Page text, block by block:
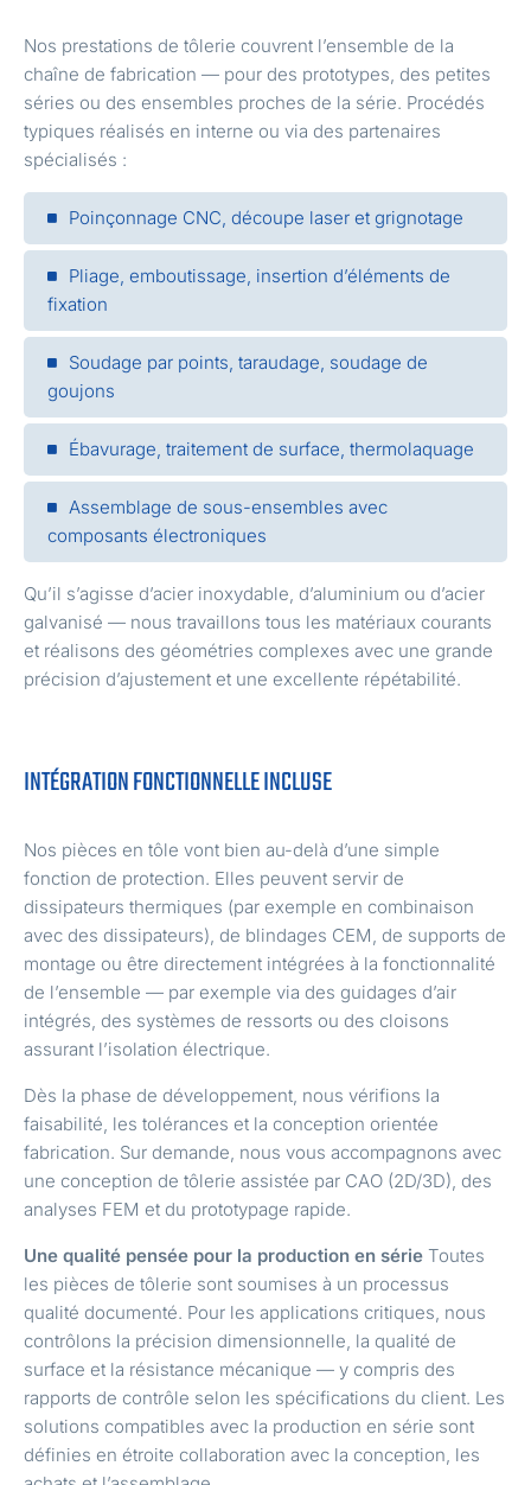
Nos prestations de tôlerie couvrent l’ensemble de la
chaîne de fabrication — pour des prototypes, des petites
séries ou des ensembles proches de la série. Procédés
typiques réalisés en interne ou via des partenaires
spécialisés :
Poinçonnage CNC, découpe laser et grignotage
Pliage, emboutissage, insertion d’éléments de
fixation
Soudage par points, taraudage, soudage de
goujons
Ébavurage, traitement de surface, thermolaquage
Assemblage de sous-ensembles avec
composants électroniques
Qu’il s’agisse d’acier inoxydable, d’aluminium ou d’acier
galvanisé — nous travaillons tous les matériaux courants
et réalisons des géométries complexes avec une grande
précision d’ajustement et une excellente répétabilité.
INTÉGRATION FONCTIONNELLE INCLUSE
Nos pièces en tôle vont bien au-delà d’une simple
fonction de protection. Elles peuvent servir de
dissipateurs thermiques (par exemple en combinaison
avec des dissipateurs), de blindages CEM, de supports de
montage ou être directement intégrées à la fonctionnalité
de l’ensemble — par exemple via des guidages d’air
intégrés, des systèmes de ressorts ou des cloisons
assurant l’isolation électrique.
Dès la phase de développement, nous vérifions la
faisabilité, les tolérances et la conception orientée
fabrication. Sur demande, nous vous accompagnons avec
une conception de tôlerie assistée par CAO (2D/3D), des
analyses FEM et du prototypage rapide.
Une qualité pensée pour la production en série Toutes
les pièces de tôlerie sont soumises à un processus
qualité documenté. Pour les applications critiques, nous
contrôlons la précision dimensionnelle, la qualité de
surface et la résistance mécanique — y compris des
rapports de contrôle selon les spécifications du client. Les
solutions compatibles avec la production en série sont
définies en étroite collaboration avec la conception, les